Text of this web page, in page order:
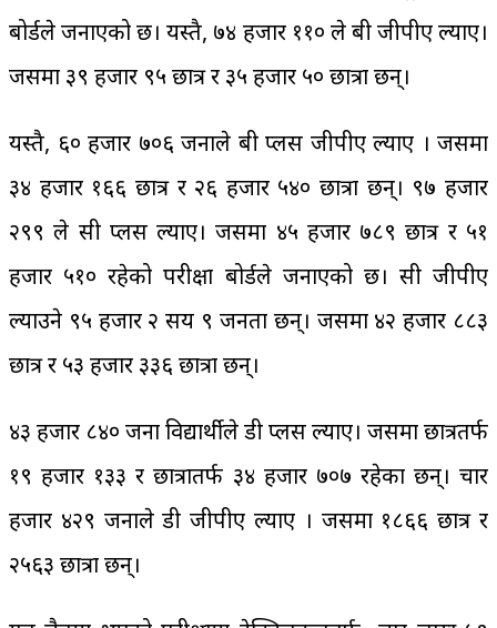
बोर्डले जनाएको छ। यस्तै, ७४ हजार ११० ले बी जीपीए ल्याए।
जसमा ३९ हजार ९५ छात्र र ३५ हजार ५० छात्रा छन्।
यस्तै, ६० हजार ७०६ जनाले बी प्लस जीपीए ल्याए । जसमा
३४ हजार १६६ छात्र र २६ हजार ५४० छात्रा छन्। ९७ हजार
२९९ ले सी प्लस ल्याए। जसमा ४५ हजार ७८९ छात्र र ५१
हजार ५१० रहेको परीक्षा बोर्डले जनाएको छ। सी जीपीए
ल्याउने ९५ हजार २ सय ९ जनता छन्। जसमा ४२ हजार ८८३
छात्र र ५३ हजार ३३६ छात्रा छन्।
४३ हजार ८४० जना विद्यार्थीले डी प्लस ल्याए। जसमा छात्रतर्फ
१९ हजार १३३ र छात्रातर्फ ३४ हजार ७०७ रहेका छन्। चार
हजार ४२९ जनाले डी जीपीए ल्याए । जसमा १८६६ छात्र र
२५६३ छात्रा छन्।